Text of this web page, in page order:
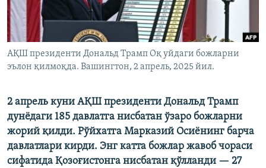
АҚШ президенти Дональд Трамп Оқ уйдаги божларни
эълон қилмоқда. Вашингтон, 2 апрель, 2025 йил.
2 апрель куни АҚШ президенти Дональд Трамп
дунёдаги 185 давлатга нисбатан ўзаро божларни
жорий қилди. Рўйхатга Марказий Осиёнинг барча
давлатлари кирди. Энг катта божлар жавоб чораси
сифатида Қозоғистонга нисбатан қўлланди — 27